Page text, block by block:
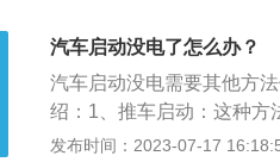
让电瓶充满电，一般跑高
状态。3、不要长时间的
或者隔两个星期后发动车
电器连接：现在很多车载
功率很大，不要用车电瓶
汽车启动没电了怎么办？
汽车启动没电需要其他方
绍：1、推车启动：这种方
形符合条件。如果没有乘
发布时间：2023-07-17